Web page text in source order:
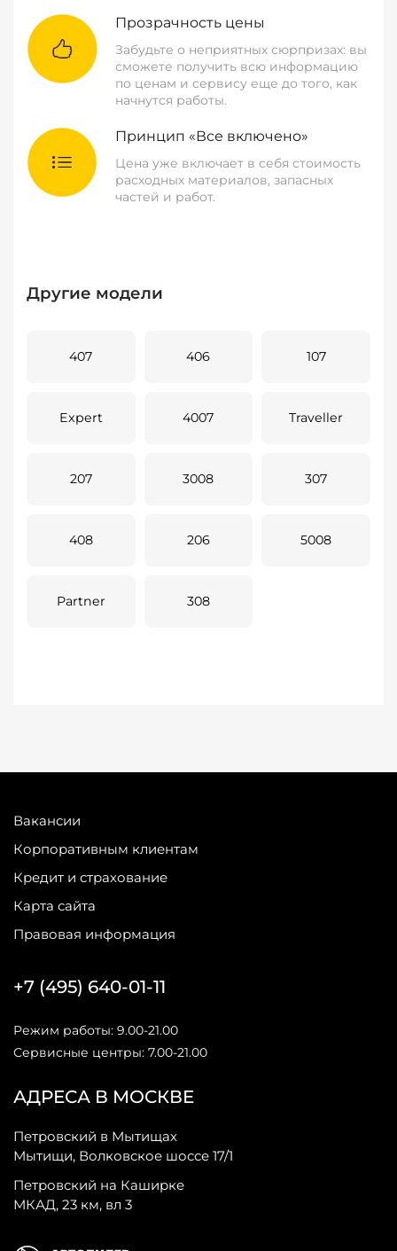
Прозрачность цены
Забудьте о неприятных сюрпризах: вы
сможете получить всю информацию
по ценам и сервису еще до того, как
начнутся работы.
Принцип «Все включено»
Цена уже включает в себя стоимость
расходных материалов, запасных
частей и работ.
Другие модели
407 406 107
Expert 4007 Traveller
207 3008 307
408 206 5008
Partner 308
Вакансии
Корпоративным клиентам
Кредит и страхование
Карта сайта
Правовая информация
АДРЕСА В МОСКВЕ
Петровский в Мытищах
Мытищи, Волковское шоссе 17/1
Петровский на Каширке
МКАД, 23 км, вл 3
+7 (495) 640-01-11
Режим работы: 9.00-21.00
Сервисные центры: 7.00-21.00